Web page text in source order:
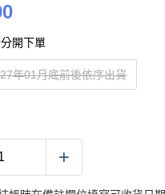
開下單
年01月底前後依序出貨